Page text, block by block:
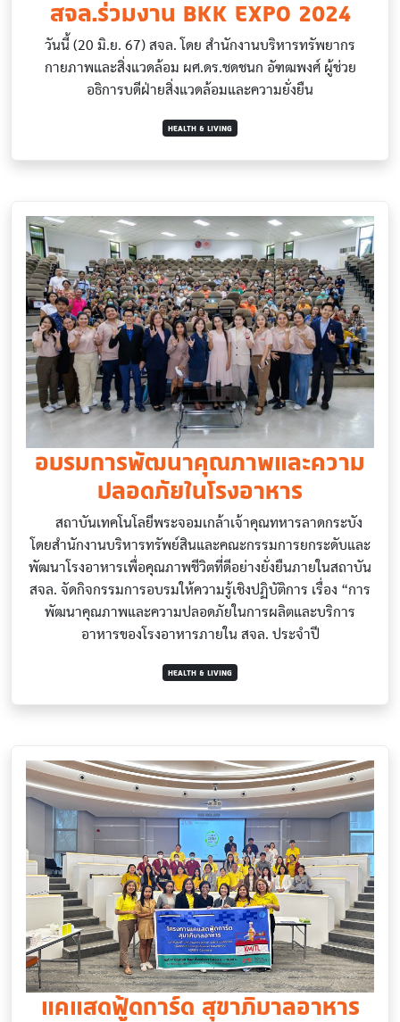
สจล.ร่วมงาน BKK EXPO 2024
วันนี้ (20 มิ.ย. 67) สจล. โดย สำนักงานบริหารทรัพยากร
กายภาพและสิ่งแวดล้อม ผศ.ดร.ชดชนก อัฑฒพงศ์ ผู้ช่วย
อธิการบดีฝ่ายสิ่งแวดล้อมและความยั่งยืน
HEALTH & LIVING
อบรมการพัฒนาคุณภาพและความ
ปลอดภัยในโรงอาหาร
สถาบันเทคโนโลยีพระจอมเกล้าเจ้าคุณทหารลาดกระบัง
โดยสำนักงานบริหารทรัพย์สินและคณะกรรมการยกระดับและ
พัฒนาโรงอาหารเพื่อคุณภาพชีวิตที่ดีอย่างยั่งยืนภายในสถาบัน
สจล. จัดกิจกรรมการอบรมให้ความรู้เชิงปฏิบัติการ เรื่อง “การ
พัฒนาคุณภาพและความปลอดภัยในการผลิตและบริการ
อาหารของโรงอาหารภายใน สจล. ประจำปี
HEALTH & LIVING
แคแสดฟู้ดการ์ด สุขาภิบาลอาหาร